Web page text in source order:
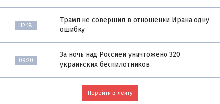
12:18
Трамп не совершил в отношении Ирана одну
ошибку
09:20
За ночь над Россией уничтожено 320
украинских беспилотников
Перейти в ленту